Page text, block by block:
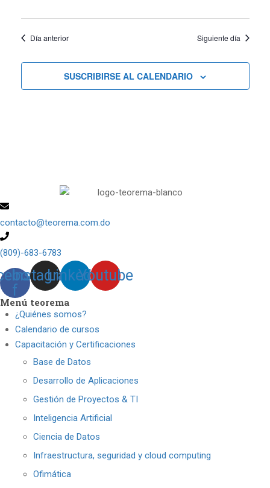
Día anterior Siguiente día
SUSCRIBIRSE AL CALENDARIO
contacto@teorema.com.do
(809)-683-6783
f
Instagram
LinkedinYoutube
Menú teorema
¿Quiénes somos?
Calendario de cursos
Capacitación y Certificaciones
Base de Datos
Desarrollo de Aplicaciones
Gestión de Proyectos & TI
Inteligencia Artificial
Ciencia de Datos
Infraestructura, seguridad y cloud computing
Ofimática